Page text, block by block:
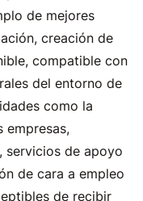
de mejores
creación de
compatible con
del entorno de
como la
empresas,
servicios de apoyo
de cara a empleo
de recibir